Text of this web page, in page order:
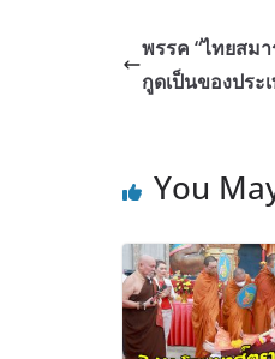
พรรค “ไทยสมา
กูดเป็นของประ
You